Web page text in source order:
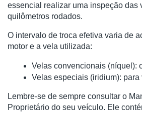
essencial realizar uma inspeção das
quilômetros rodados.
O intervalo de troca efetiva varia de
motor e a vela utilizada:
Velas convencionais (níquel):
Velas especiais (iridium):
Lembre-se de sempre consultar o
Proprietário do seu veículo. Ele